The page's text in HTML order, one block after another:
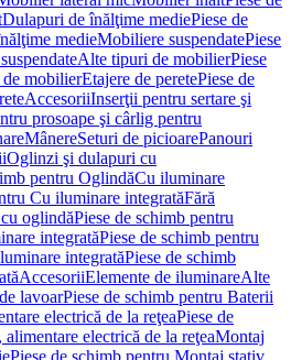
Dulapuri de înălţime mediePiese de
medieMobiliere suspendatePiese
Alte tipuri de mobilierPiese
mobilierEtajere de peretePiese de
AccesoriiInserţii pentru sertare şi
prosoape şi cârlig pentru
MânereSeturi de picioarePanouri
Oglinzi şi dulapuri cu
pentru OglindăCu iluminare
Cu iluminare integratăFără
oglindăPiese de schimb pentru
integratăPiese de schimb pentru
integratăPiese de schimb
AccesoriiElemente de iluminareAlte
lavoarPiese de schimb pentru Baterii
electrică de la reţeaPiese de
electrică de la reţeaMontaj
Piese de schimb pentru Montaj stativ,